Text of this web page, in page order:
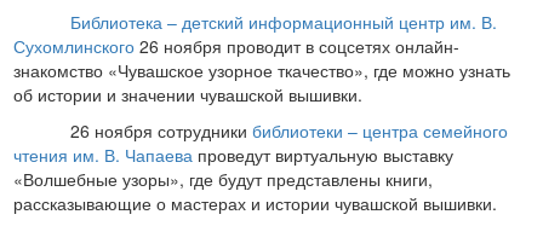
Библиотека – детский информационный центр им. В.
Сухомлинского 26 ноября проводит в соцсетях онлайн-
знакомство «Чувашское узорное ткачество», где можно узнать
об истории и значении чувашской вышивки.
26 ноября сотрудникибиблиотеки – центра семейного
чтения им. В. Чапаева проведут виртуальную выставку
«Волшебные узоры», где будут представлены книги,
рассказывающие о мастерах и истории чувашской вышивки.